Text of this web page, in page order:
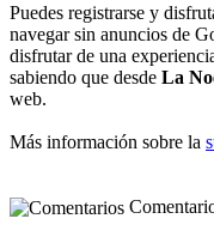
Puedes registrarse y
navegar sin anuncios de
disfrutar de una
sabiendo que desde La
web.
Más información sobre la